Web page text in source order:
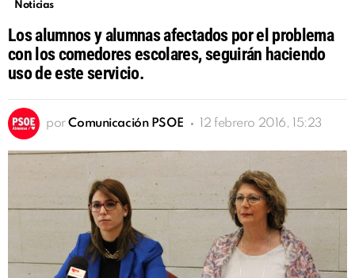
Noticias
Los alumnos y alumnas afectados por el problema
con los comedores escolares, seguirán haciendo
uso de este servicio.
por Comunicación PSOE 12 febrero 2016, 15:23